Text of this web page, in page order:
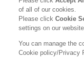
ご利用条件
ソーシャルメディアポリシ
of all of our cookies.
Please clickCookie
settings on our
You can manage the
Cookie policy/Privacy